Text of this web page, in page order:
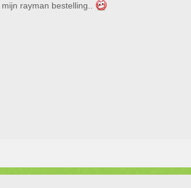
rayman bestelling..